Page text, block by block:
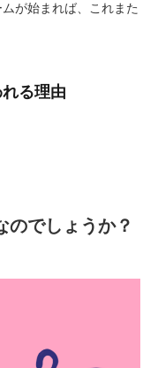
が始まれば、これまた
る理由
のでしょうか？